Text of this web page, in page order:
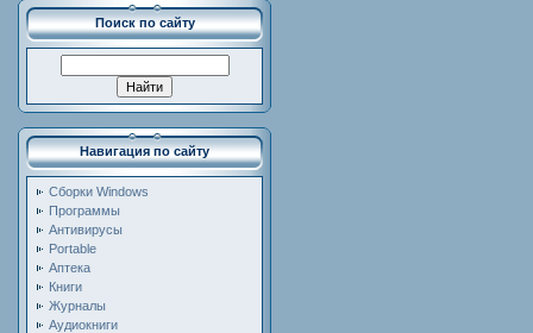
Поиск по сайту
Навигация по сайту
Сборки Windows
Программы
Антивирусы
Portable
Аптека
Книги
Журналы
Аудиокниги